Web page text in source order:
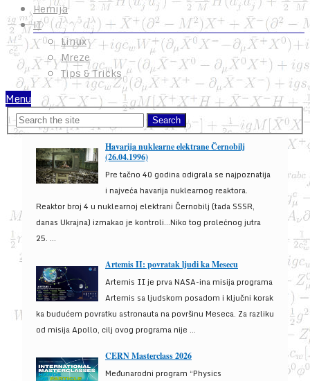
Hemija
IT
Linux
Mreze
Tips & Tricks
Menu
Havarija nuklearne elektrane Černobilj
(26.04.1996)
Pre tačno 40 godina odigrala se najpoznatija
i najveća havarija nuklearnog reaktora.
Reaktor broj 4 u nuklearnoj elektrani Černobilj (tada SSSR,
danas Ukrajna) izmakao je kontroli...Niko tog prolećnog jutra
25. ...
Artemis II: povratak ljudi ka Mesecu
Artemis II je prva NASA-ina misija programa
Artemis sa ljudskom posadom i ključni korak
ka budućem povratku astronauta na površinu Meseca. Za razliku
od misija Apollo, cilj ovog programa nije ...
CERN Masterclass 2026
Međunarodni program “Physics